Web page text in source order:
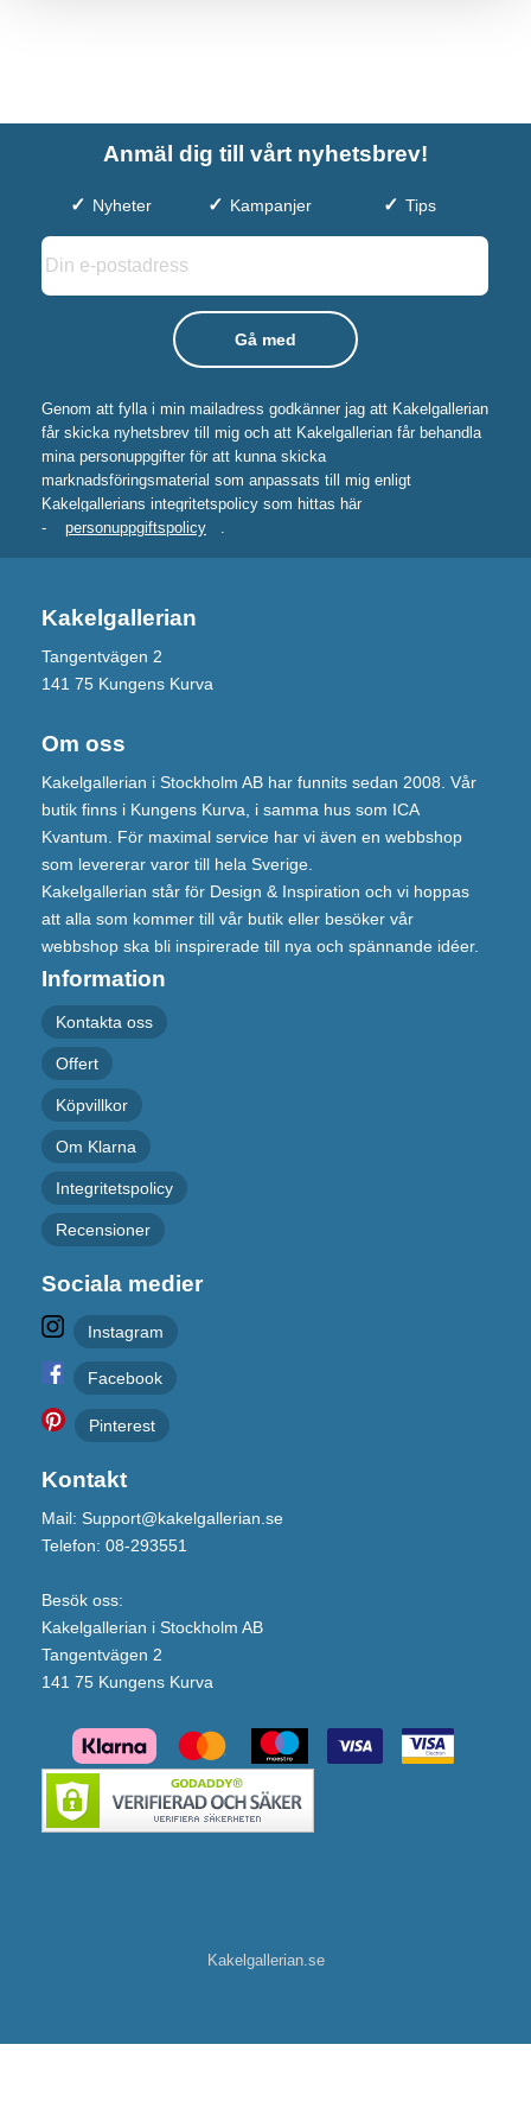
Anmäl dig till vårt nyhetsbrev!
Nyheter Kampanjer Tips
Genom att fylla i min mailadress godkänner jag att Kakelgallerian
får skicka nyhetsbrev till mig och att Kakelgallerian får behandla
mina personuppgifter för att kunna skicka
marknadsföringsmaterial som anpassats till mig enligt
Kakelgallerians integritetspolicy som hittas här
-
personuppgiftspolicy .
Kakelgallerian
Tangentvägen 2
141 75 Kungens Kurva
Om oss
Kakelgallerian i Stockholm AB har funnits sedan 2008. Vår
butik finns i Kungens Kurva, i samma hus som ICA
Kvantum. För maximal service har vi även en webbshop
som levererar varor till hela Sverige.
Kakelgallerian står för Design & Inspiration och vi hoppas
att alla som kommer till vår butik eller besöker vår
webbshop ska bli inspirerade till nya och spännande idéer.
Information
Kontakta oss
Offert
Köpvillkor
Om Klarna
Integritetspolicy
Recensioner
Sociala medier
Instagram
Facebook
Pinterest
Kontakt
Mail: Support@kakelgallerian.se
Telefon: 08-293551
Besök oss:
Kakelgallerian i Stockholm AB
Tangentvägen 2
141 75 Kungens Kurva
Kakelgallerian.se